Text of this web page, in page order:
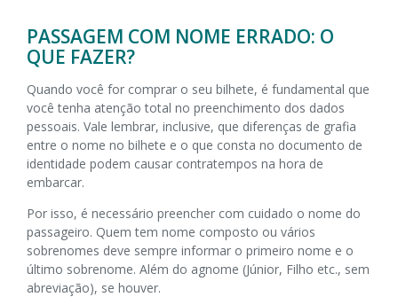
PASSAGEM COM NOME ERRADO: O
QUE FAZER?
Quando você for comprar o seu bilhete, é fundamental que
você tenha atenção total no preenchimento dos dados
pessoais. Vale lembrar, inclusive, que diferenças de grafia
entre o nome no bilhete e o que consta no documento de
identidade podem causar contratempos na hora de
embarcar.
Por isso, é necessário preencher com cuidado o nome do
passageiro. Quem tem nome composto ou vários
sobrenomes deve sempre informar o primeiro nome e o
último sobrenome. Além do agnome (Júnior, Filho etc., sem
abreviação), se houver.